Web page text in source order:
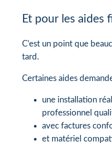
Et pour les aides
C’est un point que
tard.
Certaines aides
une installation
professionnel
avec factures
et matériel